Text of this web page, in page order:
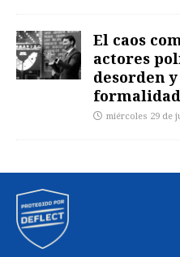
El caos
actores
desorden
formalidad
miércoles 29 de